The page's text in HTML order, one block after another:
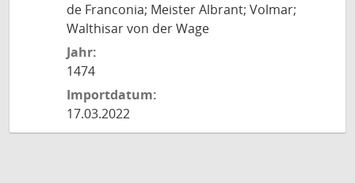
de Franconia; Meister Albrant; Volmar;
Walthisar von der Wage
Jahr:
1474
Importdatum:
17.03.2022